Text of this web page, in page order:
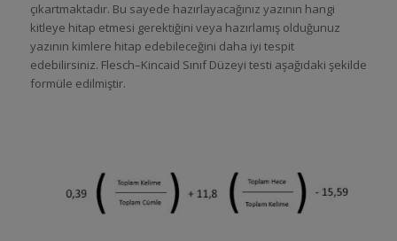
çıkartmaktadır. Bu sayede hazırlayacağınız yazının hangi
kitleye hitap etmesi gerektiğini veya hazırlamış olduğunuz
yazının kimlere hitap edebileceğini daha iyi tespit
edebilirsiniz. Flesch–Kincaid Sınıf Düzeyi testi aşağıdaki şekilde
formüle edilmiştir.